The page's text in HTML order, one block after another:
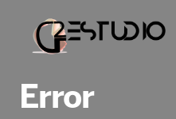
Error